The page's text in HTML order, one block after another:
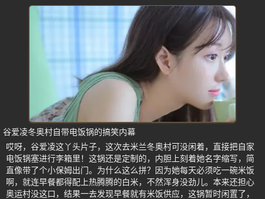
谷爱凌冬奥村自带电饭锅的搞笑内幕
哎呀，谷爱凌这丫头片子，这次去米兰冬奥村可没闲着，直接把自家
电饭锅塞进行李箱里！这锅还是定制的，内胆上刻着她名字缩写，简
直像带了个小保姆出门。为什么这么拼？因为她每天必须吃一碗米饭
啊，就连早餐都得配上热腾腾的白米，不然浑身没劲儿。本来还担心
奥运村没这口，结果一去发现早餐就有米饭供应，这锅暂时闲置了，